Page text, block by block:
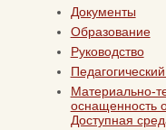
Документы
Образование
Руководство
Материально-
оснащенность
Доступная